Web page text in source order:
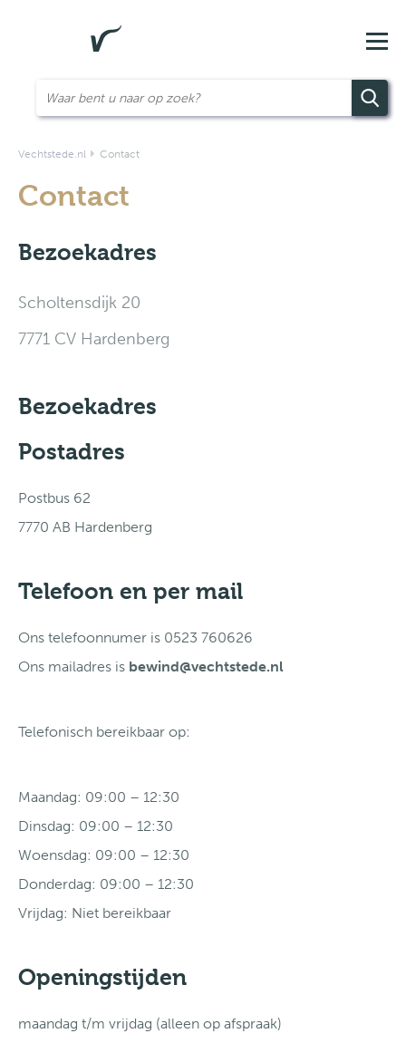
Vechtstede.nl Contact
Contact
Bezoekadres
Scholtensdijk 20
7771 CV Hardenberg
Bezoekadres
Postadres
Postbus 62
7770 AB Hardenberg
Telefoon en per mail
Ons telefoonnumer is 0523 760626
Ons mailadres is bewind@vechtstede.nl
Telefonisch bereikbaar op:
Maandag: 09:00 – 12:30
Dinsdag: 09:00 – 12:30
Woensdag: 09:00 – 12:30
Donderdag: 09:00 – 12:30
Vrijdag: Niet bereikbaar
Openingstijden
maandag t/m vrijdag (alleen op afspraak)